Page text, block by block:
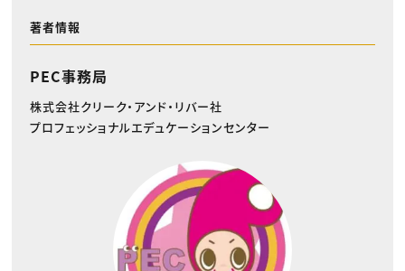
著者情報
PEC事務局
株式会社クリーク・アンド・リバー社
プロフェッショナルエデュケーションセンター